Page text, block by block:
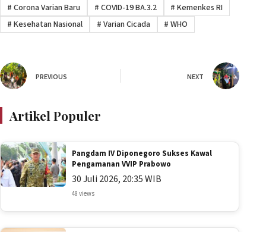
# Corona Varian Baru # COVID-19 BA.3.2 # Kemenkes RI
# Kesehatan Nasional # Varian Cicada # WHO
PREVIOUS NEXT
Artikel Populer
Pangdam IV Diponegoro Sukses Kawal
Pengamanan VVIP Prabowo
30 Juli 2026, 20:35 WIB
48 views